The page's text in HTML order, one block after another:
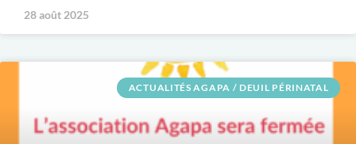
28 août 2025
ACTUALITÉS AGAPA / DEUIL PÉRINATAL